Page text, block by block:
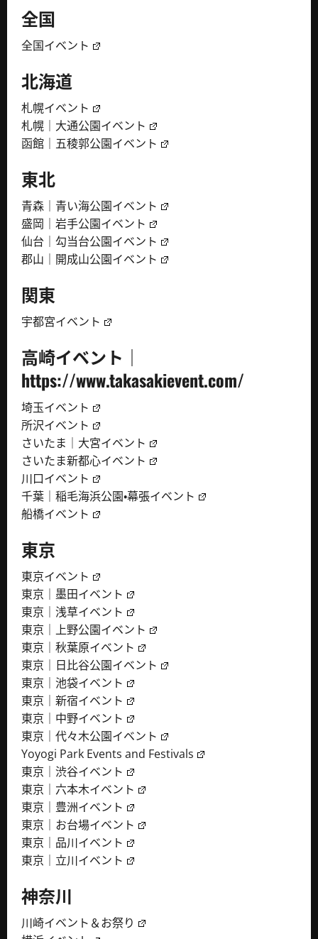
全国
全国イベント
北海道
札幌イベント
札幌｜大通公園イベント
函館｜五稜郭公園イベント
東北
青森｜青い海公園イベント
盛岡｜岩手公園イベント
仙台｜勾当台公園イベント
郡山｜開成山公園イベント
関東
宇都宮イベント
高崎イベント｜
https://www.takasakievent.com/
埼玉イベント
所沢イベント
さいたま｜大宮イベント
さいたま新都心イベント
川口イベント
千葉｜稲毛海浜公園・幕張イベント
船橋イベント
東京
東京イベント
東京｜墨田イベント
東京｜浅草イベント
東京｜上野公園イベント
東京｜秋葉原イベント
東京｜日比谷公園イベント
東京｜池袋イベント
東京｜新宿イベント
東京｜中野イベント
東京｜代々木公園イベント
Yoyogi Park Events and Festivals
東京｜渋谷イベント
東京｜六本木イベント
東京｜豊洲イベント
東京｜お台場イベント
東京｜品川イベント
東京｜立川イベント
神奈川
川崎イベント＆お祭り